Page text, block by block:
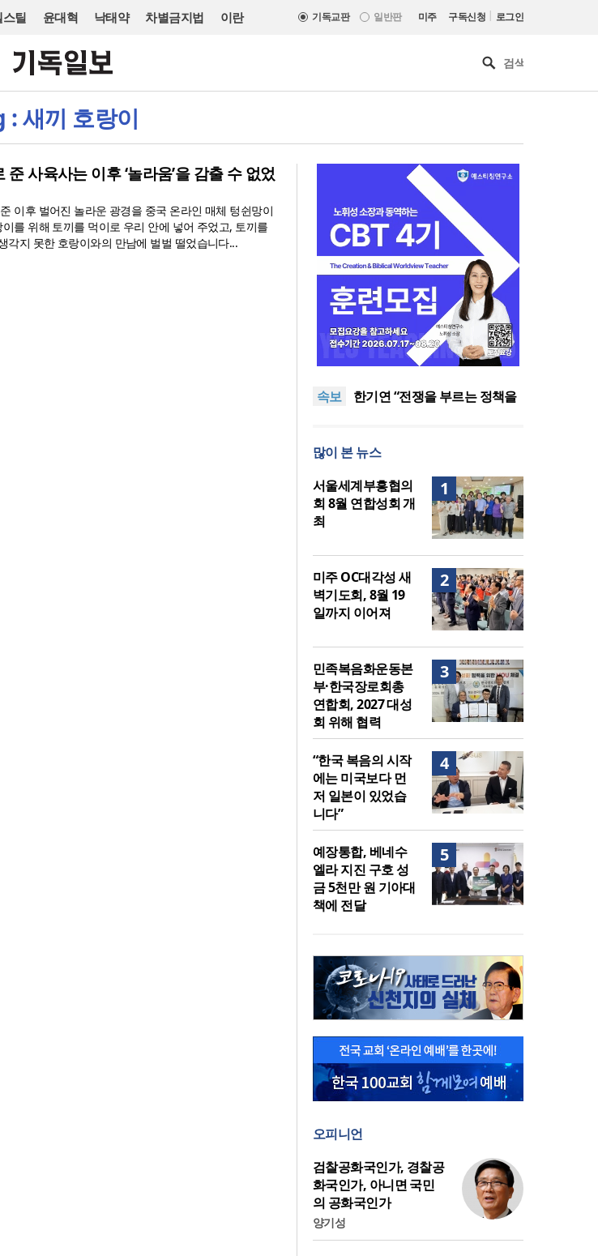
스틸 윤대혁 낙태약 차별금지법 이란 기독교판 일반판 미주 구독신청 | 로그인
: 새끼 호랑이
사육사는 이후 ‘놀라움’을 감출 수 없었
이후 벌어진 놀라운 광경을 중국 온라인 매체 텅쉰망이
를 위해 토끼를 먹이로 우리 안에 넣어 주었고, 토끼를
각지 못한 호랑이와의 만남에 벌벌 떨었습니다...
속보
“한국 복음의 시작에는 미국보
한미동맹의 가교 되어주길”
한기연 “전쟁을 부르는 정책을
회총연합회, 2027 대성회 위해
“한국 복음의 시작에는 미국보
다 먼저 일본이 있었습니다”
“기도로 시작한 스틸 美 대사,
한미동맹의 가교 되어주길”
많이 본 뉴스
1
서울세계부흥협의
회 8월 연합성회 개
최
2
미주 OC대각성 새
벽기도회, 8월 19
일까지 이어져
3
민족복음화운동본
부·한국장로회총
연합회, 2027 대성
회 위해 협력
4
“한국 복음의 시작
에는 미국보다 먼
저 일본이 있었습
니다”
5
예장통합, 베네수
엘라 지진 구호 성
금 5천만 원 기아대
책에 전달
오피니언
검찰공화국인가, 경찰공
화국인가, 아니면 국민
의 공화국인가
양기성